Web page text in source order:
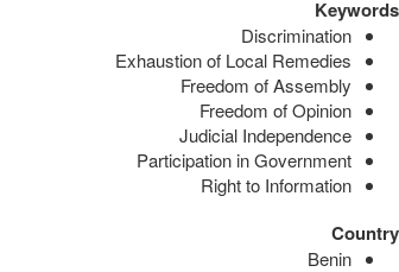
Keywords
Discrimination
Exhaustion of Local Remedies
Freedom of Assembly
Freedom of Opinion
Judicial Independence
Participation in Government
Right to Information
Country
Benin